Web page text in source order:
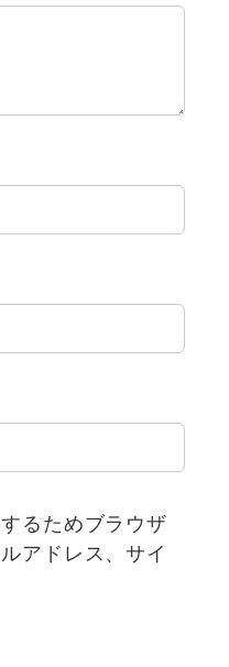
るためブラウザ
アドレス、サイ